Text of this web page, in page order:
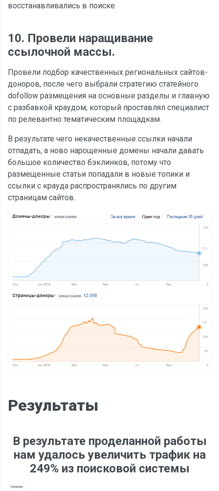
восстанавливались в поиске.
10. Провели наращивание
ссылочной массы.
Провели подбор качественных региональных сайтов-
доноров, после чего выбрали стратегию статейного
dofollow размещения на основные разделы и главную
с разбавкой краудом, который проставлял специалист
по релевантно тематическим площадкам.
В результате чего некачественные ссылки начали
отпадать, а ново нарощенные домены начали давать
большое количество бэклинков, потому что
размещенные статьи попадали в новые топики и
ссылки с крауда распространялись по другим
страницам сайтов.
Результаты
В результате проделанной работы
нам удалось увеличить трафик на
249% из поисковой системы